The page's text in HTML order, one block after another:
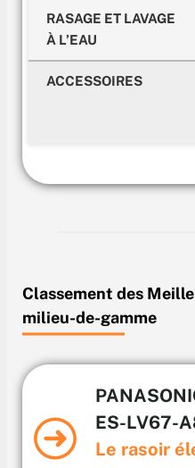
RASAGE ET LAVAGE
À L’EAU
ACCESSOIRES
Classement des
milieu-de-gamme
ES-LV67-
Le rasoir